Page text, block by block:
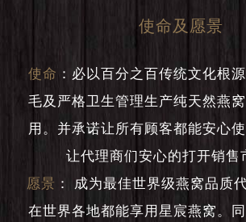
使命及愿景
使命 ： 必以百分之百传统文化根
毛及严格卫生管理生产纯天然燕
用。并承诺让所有顾客都能安心
让代理商们安心的打开销
愿景 ：
成为最佳世界级燕窝品质
在世界各地都能享用星宸燕窝。